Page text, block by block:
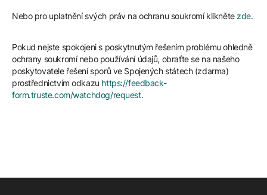
Nebo pro uplatnění svých práv na ochranu soukromí klikněte zde.
Pokud nejste spokojeni s poskytnutým řešením problému ohledně
ochrany soukromí nebo používání údajů, obraťte se na našeho
poskytovatele řešení sporů ve Spojených státech (zdarma)
prostřednictvím odkazu https://feedback-
form.truste.com/watchdog/request.